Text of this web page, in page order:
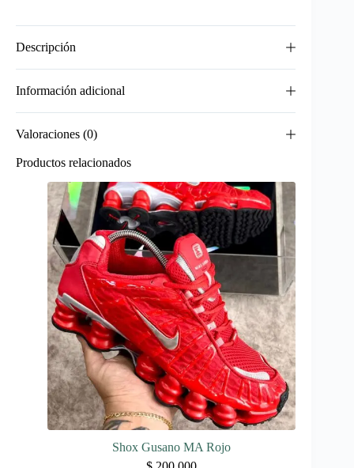
Descripción
Información adicional
Valoraciones (0)
Productos relacionados
Shox Gusano MA Rojo